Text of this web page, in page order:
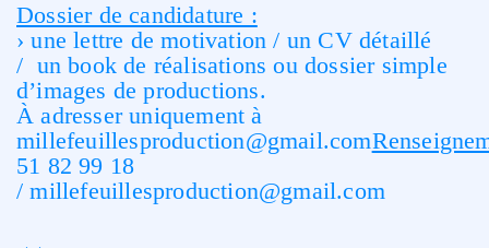
Dossier de candidature :
› une lettre de motivation / un CV détaillé
/ un book de réalisations ou dossier simple
d’images de productions.
À adresser uniquement à
millefeuillesproduction@gmail.com
51 82 99 18
/millefeuillesproduction@gmail.com